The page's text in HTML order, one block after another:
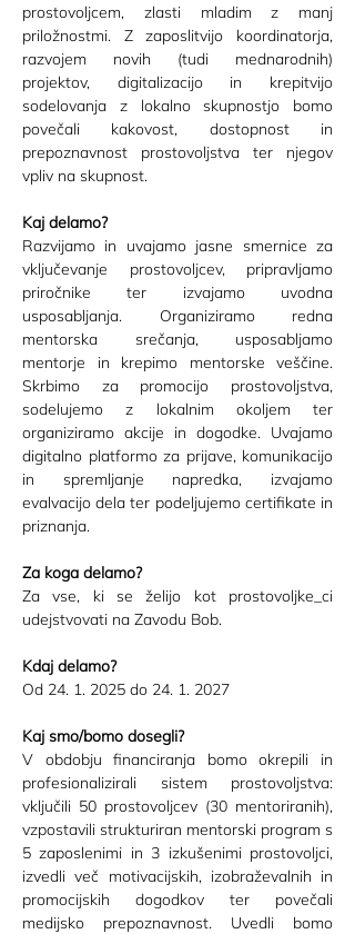
prostovoljcem, zlasti mladim z manj
priložnostmi. Z zaposlitvijo koordinatorja,
razvojem novih (tudi mednarodnih)
projektov, digitalizacijo in krepitvijo
sodelovanja z lokalno skupnostjo bomo
povečali kakovost, dostopnost in
prepoznavnost prostovoljstva ter njegov
vpliv na skupnost.
Kaj delamo?
Razvijamo in uvajamo jasne smernice za
vključevanje prostovoljcev, pripravljamo
priročnike ter izvajamo uvodna
usposabljanja. Organiziramo redna
mentorska srečanja, usposabljamo
mentorje in krepimo mentorske veščine.
Skrbimo za promocijo prostovoljstva,
sodelujemo z lokalnim okoljem ter
organiziramo akcije in dogodke. Uvajamo
digitalno platformo za prijave, komunikacijo
in spremljanje napredka, izvajamo
evalvacijo dela ter podeljujemo certifikate in
priznanja.
Za koga delamo?
Za vse, ki se želijo kot prostovoljke_ci
udejstvovati na Zavodu Bob.
Kdaj delamo?
Od 24. 1. 2025 do 24. 1. 2027
Kaj smo/bomo dosegli?
V obdobju financiranja bomo okrepili in
profesionalizirali sistem prostovoljstva:
vključili 50 prostovoljcev (30 mentoriranih),
vzpostavili strukturiran mentorski program s
5 zaposlenimi in 3 izkušenimi prostovoljci,
izvedli več motivacijskih, izobraževalnih in
promocijskih dogodkov ter povečali
medijsko prepoznavnost. Uvedli bomo